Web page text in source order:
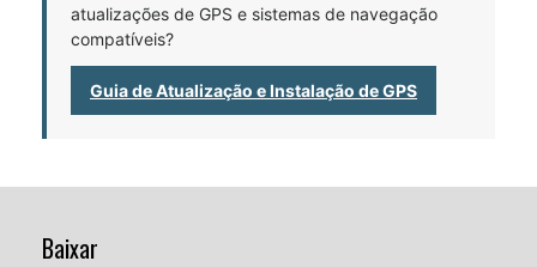
atualizações de GPS e sistemas de navegação
compatíveis?
Guia de Atualização e Instalação de GPS
Baixar